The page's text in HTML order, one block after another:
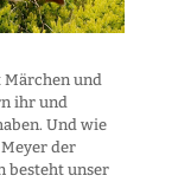
Märchen und
ihr und
Und wie
der
besteht unser